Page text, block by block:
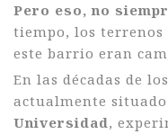
Pero eso, no
tiempo, los terrenos
este barrio eran
En las décadas de
actualmente
Universidad,